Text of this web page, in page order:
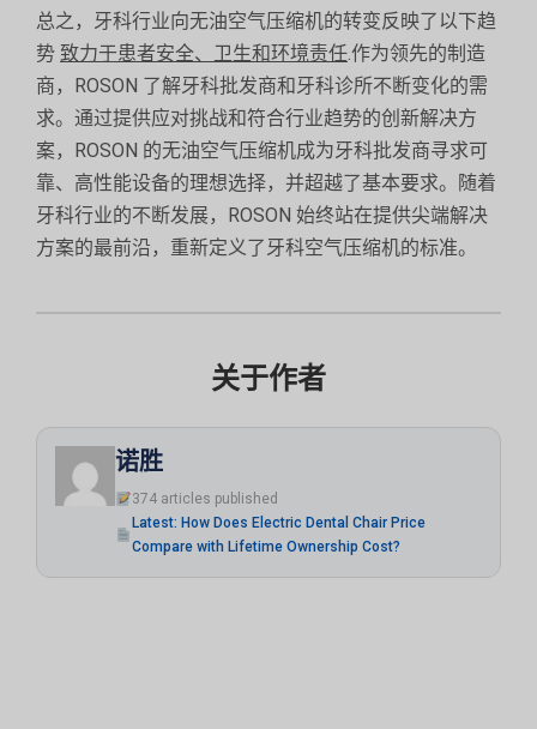
总之，牙科行业向无油空气压缩机的转变反映了以下趋
势 致力于患者安全、卫生和环境责任.作为领先的制造
商，ROSON 了解牙科批发商和牙科诊所不断变化的需
求。通过提供应对挑战和符合行业趋势的创新解决方
案，ROSON 的无油空气压缩机成为牙科批发商寻求可
靠、高性能设备的理想选择，并超越了基本要求。随着
牙科行业的不断发展，ROSON 始终站在提供尖端解决
方案的最前沿，重新定义了牙科空气压缩机的标准。
关于作者
诺胜
374 articles published
Latest: How Does Electric Dental Chair Price
Compare with Lifetime Ownership Cost?